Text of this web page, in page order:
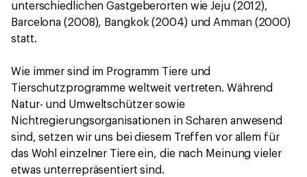
unterschiedlichen Gastgeberorten wie Jeju (2012),
Barcelona (2008), Bangkok (2004) und Amman (2000)
statt.
Wie immer sind im Programm Tiere und
Tierschutzprogramme weltweit vertreten. Während
Natur- und Umweltschützer sowie
Nichtregierungsorganisationen in Scharen anwesend
sind, setzen wir uns bei diesem Treffen vor allem für
das Wohl einzelner Tiere ein, die nach Meinung vieler
etwas unterrepräsentiert sind.